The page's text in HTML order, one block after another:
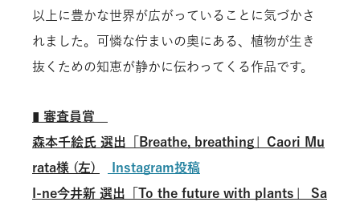
以上に豊かな世界が広がっていることに気づかさ
れました。可憐な佇まいの奥にある、植物が生き
抜くための知恵が静かに伝わってくる作品です。
▮審査員賞
森本千絵氏 選出「 Breathe, breathing 」Caori Mu
rata様 (左)
Instagram投稿
I-ne今井新 選出 「To the future with plants Sa